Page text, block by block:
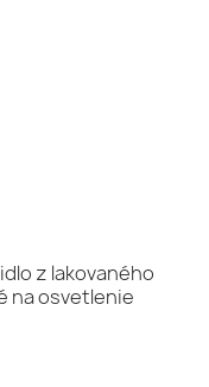
z lakovaného
na osvetlenie